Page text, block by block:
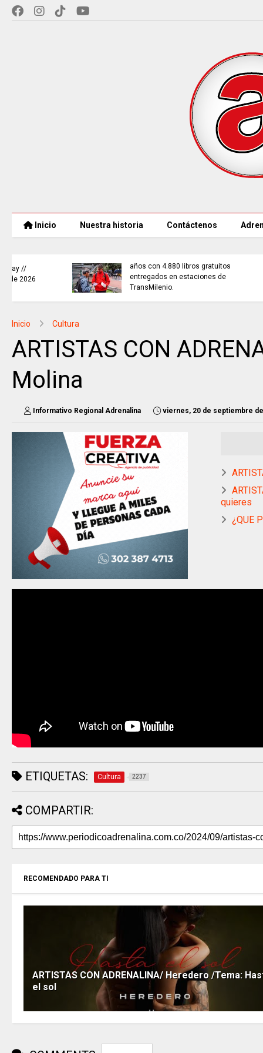
Inicio Nuestra historia Contáctenos
Prosperidad Social fortalece
proyectos de vida de víctimas
del desplazamiento.
Inicio Cultura
ARTISTAS CON
Molina
Informativo Regional Adrenalina viernes, 20 de septiembre
quieres
¿QUE
ETIQUETAS: Cultura 2237
COMPARTIR:
RECOMENDADO PARA TI
ARTISTAS CON ADRENALINA/ Heredero /Tema:
el sol